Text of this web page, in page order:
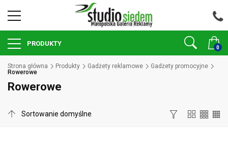
0
PRODUKTY
Strona główna Produkty Gadżety reklamowe
Gadżety promocyjne
Rowerowe
Rowerowe